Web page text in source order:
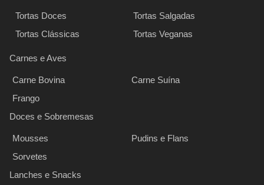
Tortas Doces
Tortas Salgadas
Tortas Clássicas
Tortas Veganas
Carnes e Aves
Carne Bovina
Carne Suína
Frango
Doces e Sobremesas
Mousses
Pudins e Flans
Sorvetes
Lanches e Snacks